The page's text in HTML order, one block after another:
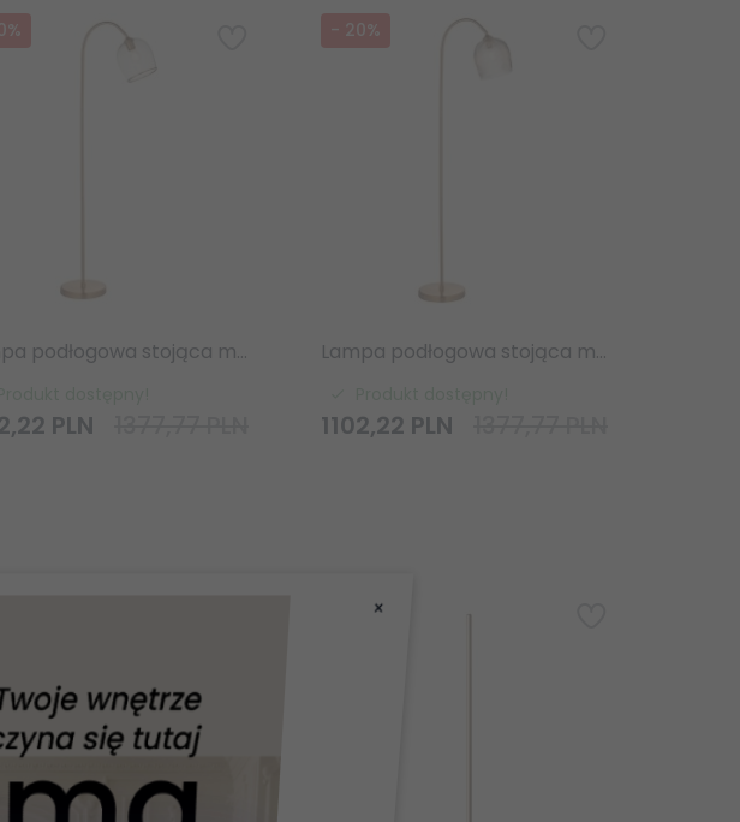
%
Lampa podłogowa stojąca mosiężna regulowany szklany klosz salonowa sypialniana minimalistyczna Ashcroft 120620 ENDON
22 PLN
- 20%
Lampa podłogowa stojąca mosiężna regulowany szklany klosz prążkowy salonowa sypialniana minimalistyczna Ashcroft 120621 ENDON
1102,22 PLN